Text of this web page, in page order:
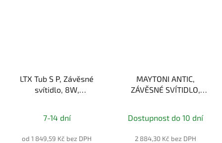
LTX Tub S P, Závěsné
svítidlo, 8W,
7-14 dní
od 1 849,59 Kč bez DPH
MAYTONI ANTIC,
ZÁVĚSNÉ SVÍTIDLO,
Dostupnost do 10 dní
2 884,30 Kč bez DPH